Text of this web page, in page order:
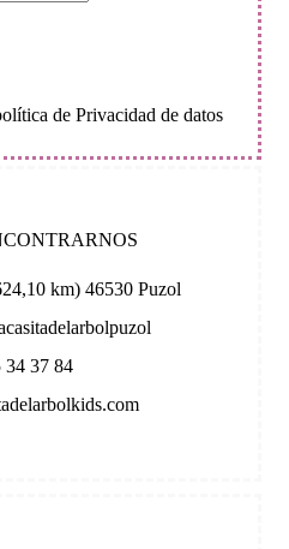
de Privacidad de datos
km) 46530 Puzol
34 37 84